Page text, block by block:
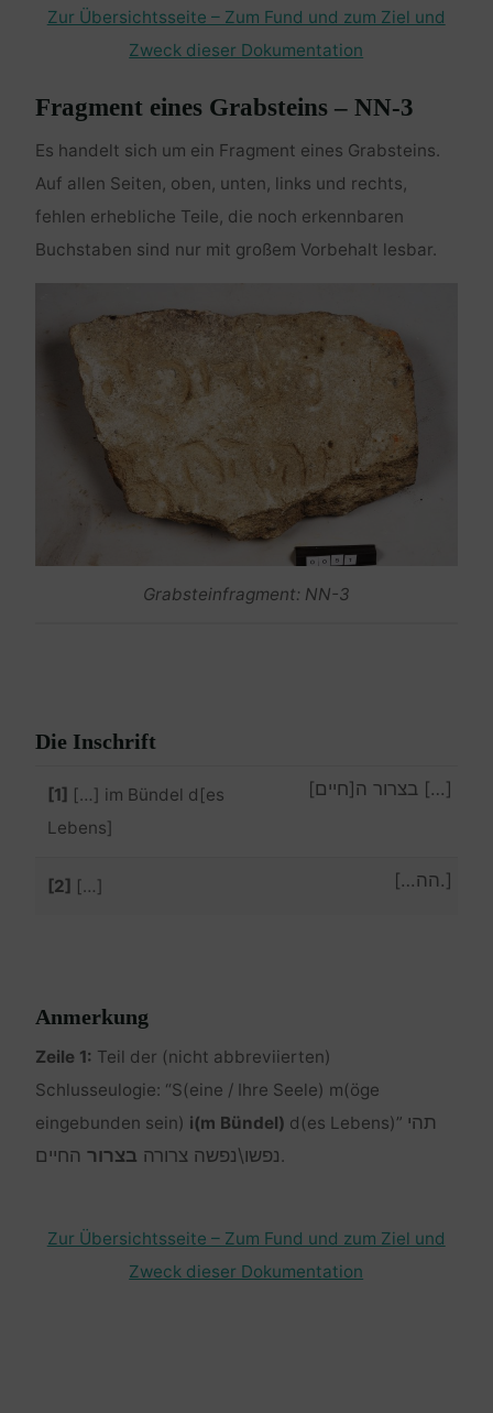
Zur Übersichtsseite – Zum Fund und zum Ziel und
Zweck dieser Dokumentation
Fragment eines Grabsteins – NN-3
Es handelt sich um ein Fragment eines Grabsteins.
Auf allen Seiten, oben, unten, links und rechts,
fehlen erhebliche Teile, die noch erkennbaren
Buchstaben sind nur mit großem Vorbehalt lesbar.
Grabsteinfragment: NN-3
Die Inschrift
[1] […] im Bündel d[es
Lebens]
[…] בצרור ה[חיים]
[2] […] [.הה…]
Anmerkung
Zeile 1: Teil der (nicht abbreviierten)
Schlusseulogie: “S(eine / Ihre Seele) m(öge
eingebunden sein) i(m Bündel) d(es Lebens)” תהי
נפשו\נפשה צרורה בצרור החיים .
Zur Übersichtsseite – Zum Fund und zum Ziel und
Zweck dieser Dokumentation